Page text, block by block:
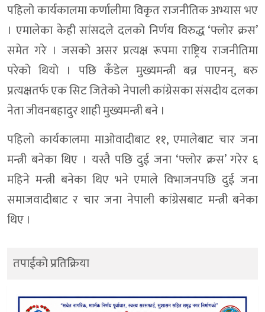
पहिलो कार्यकालमा कर्णालीमा विकृत राजनीतिक अभ्यास भए
। एमालेका केही सांसदले दलको निर्णय विरुद्ध ‘फ्लोर क्रस’
समेत गरे । जसको असर प्रत्यक्ष रूपमा राष्ट्रिय राजनीतिमा
परेको थियो । पछि कँडेल मुख्यमन्त्री बन्न पाएनन्, बरु
प्रत्यक्षतर्फ एक सिट जितेको नेपाली कांग्रेसका संसदीय दलका
नेता जीवनबहादुर शाही मुख्यमन्त्री बने ।
पहिलो कार्यकालमा माओवादीबाट ११, एमालेबाट चार जना
मन्त्री बनेका थिए । यस्तै पछि दुई जना ‘फ्लोर क्रस’ गरेर ६
महिने मन्त्री बनेका थिए भने एमाले विभाजनपछि दुई जना
समाजवादीबाट र चार जना नेपाली कांग्रेसबाट मन्त्री बनेका
थिए ।
तपाईको प्रतिक्रिया